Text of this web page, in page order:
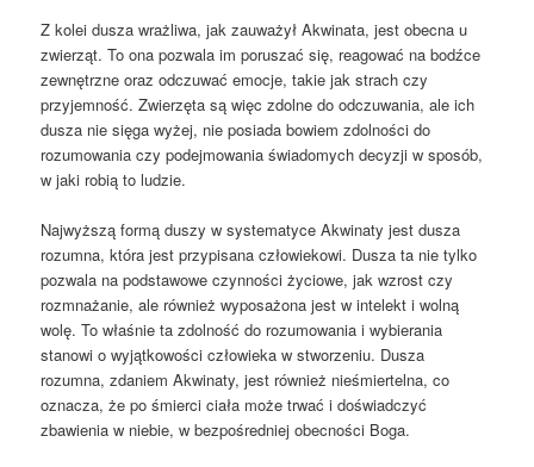
Z kolei dusza wrażliwa, jak zauważył Akwinata, jest obecna u
zwierząt. To ona pozwala im poruszać się, reagować na bodźce
zewnętrzne oraz odczuwać emocje, takie jak strach czy
przyjemność. Zwierzęta są więc zdolne do odczuwania, ale ich
dusza nie sięga wyżej, nie posiada bowiem zdolności do
rozumowania czy podejmowania świadomych decyzji w sposób,
w jaki robią to ludzie.
Najwyższą formą duszy w systematyce Akwinaty jest dusza
rozumna, która jest przypisana człowiekowi. Dusza ta nie tylko
pozwala na podstawowe czynności życiowe, jak wzrost czy
rozmnażanie, ale również wyposażona jest w intelekt i wolną
wolę. To właśnie ta zdolność do rozumowania i wybierania
stanowi o wyjątkowości człowieka w stworzeniu. Dusza
rozumna, zdaniem Akwinaty, jest również nieśmiertelna, co
oznacza, że po śmierci ciała może trwać i doświadczyć
zbawienia w niebie, w bezpośredniej obecności Boga.